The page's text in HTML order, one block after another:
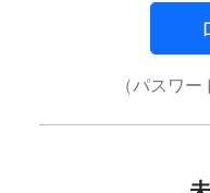
（パスワ